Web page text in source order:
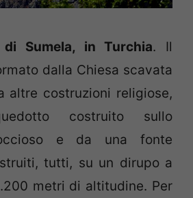
di Sumela, in Turchia. Il
dalla Chiesa scavata
altre costruzioni religiose,
costruito sullo
e da una fonte
tutti, su un dirupo a
metri di altitudine. Per